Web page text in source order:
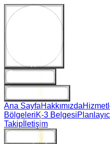
WhatsApp Destek
Ana SayfaHakkımızda
BölgeleriK-3 Belgesi
Takip İletişim
Giriş/Kayıt